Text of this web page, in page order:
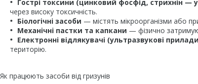
Гострі токсини (цинковий фосфід, стрихнін —
через високу токсичність.
Біологічні засоби — містять мікроорганізми або
Механічні пастки та капкани — фізично
Електронні відлякувачі (ультразвукові
територію.
Як працюють засоби від гризунів